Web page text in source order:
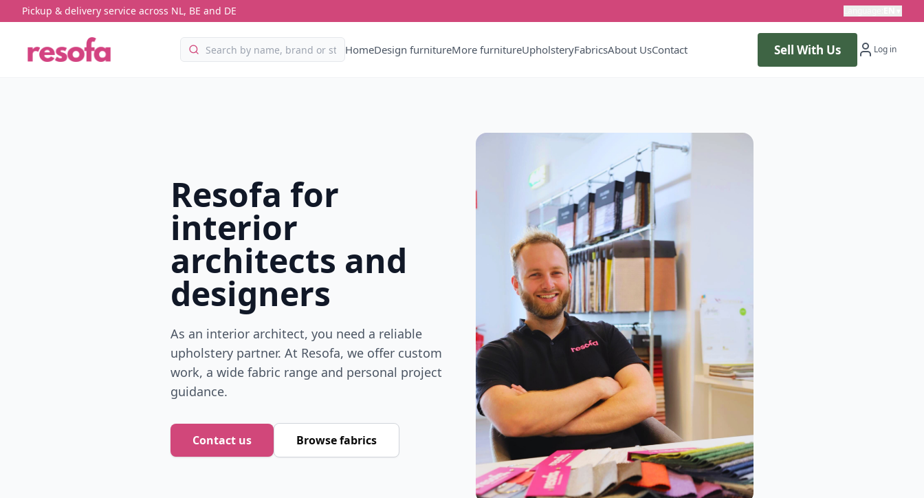
Pickup & delivery service across NL, BE and DE
HomeDesign furnitureMore furnitureUpholsteryFabricsAbout UsContact Sell With Us Log in
Resofa for
interior
architects and
designers
As an interior architect, you need a reliable
upholstery partner. At Resofa, we offer custom
work, a wide fabric range and personal project
guidance.
Contact us Browse fabrics